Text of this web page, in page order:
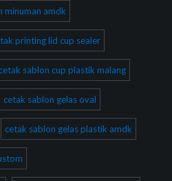
minuman amdk
printing lid cup sealer
sablon cup plastik malang
cetak sablon gelas oval
cetak sablon gelas plastik amdk